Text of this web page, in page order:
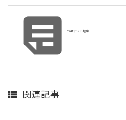
定期テスト勉強
 関連記事